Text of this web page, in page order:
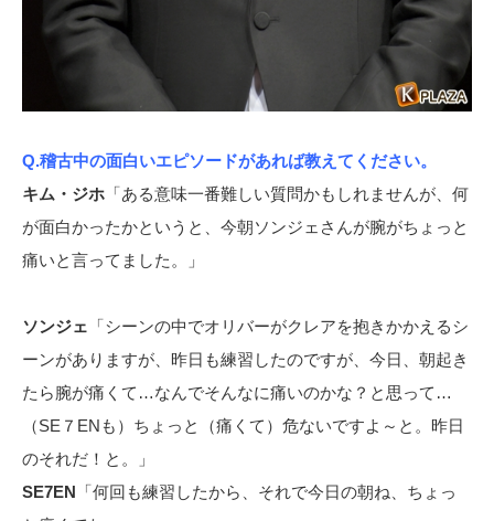
Q.稽古中の面白いエピソードがあれば教えてください。
キム・ジホ 「ある意味一番難しい質問かもしれませんが、何
が面白かったかというと、今朝ソンジェさんが腕がちょっと
痛いと言ってました。」
ソンジェ 「シーンの中でオリバーがクレアを抱きかかえるシ
ーンがありますが、昨日も練習したのですが、今日、朝起き
たら腕が痛くて…なんでそんなに痛いのかな？と思って…
（SE７ENも）ちょっと（痛くて）危ないですよ～と。昨日
のそれだ！と。」
SE7EN 「何回も練習したから、それで今日の朝ね、ちょっ